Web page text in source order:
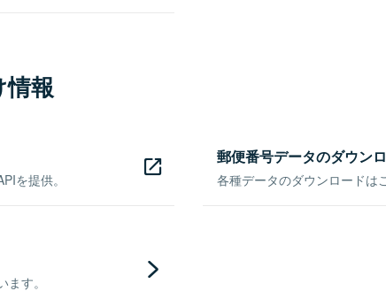
報
を提供。
郵便番号データのダウン
各種データのダウンロードは
す。